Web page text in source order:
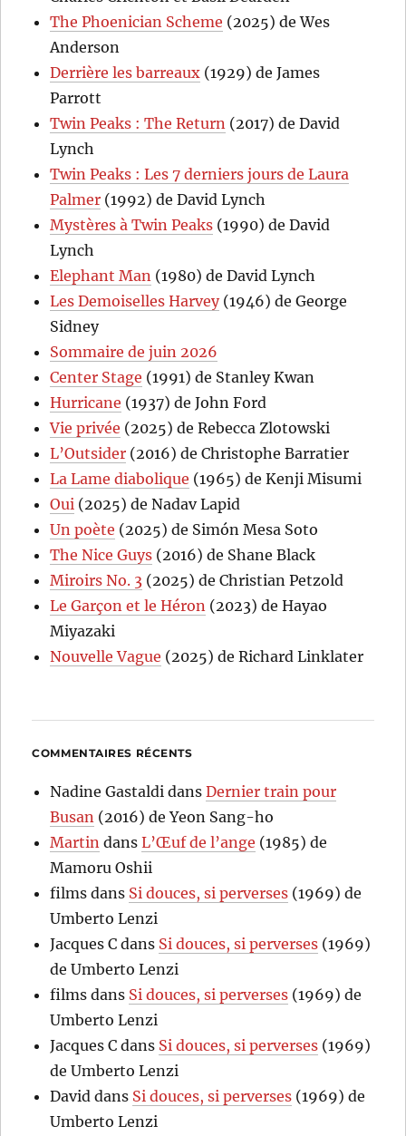
The Phoenician Scheme (2025) de Wes
Anderson
Derrière les barreaux (1929) de James
Parrott
Twin Peaks : The Return (2017) de David
Lynch
Twin Peaks : Les 7 derniers jours de Laura
Palmer (1992) de David Lynch
Mystères à Twin Peaks (1990) de David
Lynch
Elephant Man (1980) de David Lynch
Les Demoiselles Harvey(1946) de George
Sidney
Sommaire de juin 2026
Center Stage (1991) de Stanley Kwan
Hurricane (1937) de John Ford
Vie privée (2025) de Rebecca Zlotowski
L’Outsider (2016) de Christophe Barratier
La Lame diabolique (1965) de Kenji Misumi
Oui (2025) de Nadav Lapid
Un poète (2025) de Simón Mesa Soto
The Nice Guys (2016) de Shane Black
Miroirs No. 3 (2025) de Christian Petzold
Le Garçon et le Héron (2023) de Hayao
Miyazaki
Nouvelle Vague (2025) de Richard Linklater
COMMENTAIRES RÉCENTS
Nadine Gastaldi dansDernier train pour
Busan (2016) de Yeon Sang-ho
Martin dansL’Œuf de l’ange (1985) de
Mamoru Oshii
films dans Si douces, si perverses (1969) de
Umberto Lenzi
Jacques C dans Si douces, si perverses (1969)
de Umberto Lenzi
films dans Si douces, si perverses (1969) de
Umberto Lenzi
Jacques C dans Si douces, si perverses (1969)
de Umberto Lenzi
David dans Si douces, si perverses (1969) de
Umberto Lenzi